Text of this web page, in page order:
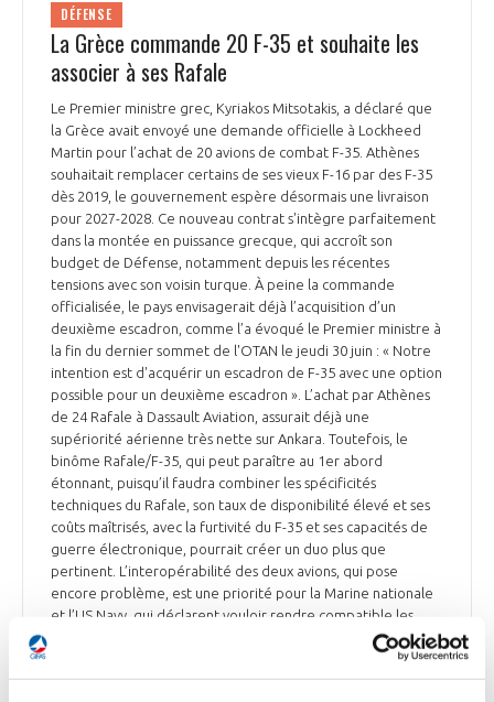
DÉFENSE
La Grèce commande 20 F-35 et souhaite les
associer à ses Rafale
Le Premier ministre grec, Kyriakos Mitsotakis, a déclaré que
la Grèce avait envoyé une demande officielle à Lockheed
Martin pour l’achat de 20 avions de combat F-35. Athènes
souhaitait remplacer certains de ses vieux F-16 par des F-35
dès 2019, le gouvernement espère désormais une livraison
pour 2027-2028. Ce nouveau contrat s'intègre parfaitement
dans la montée en puissance grecque, qui accroît son
budget de Défense, notamment depuis les récentes
tensions avec son voisin turque. À peine la commande
officialisée, le pays envisagerait déjà l’acquisition d’un
deuxième escadron, comme l’a évoqué le Premier ministre à
la fin du dernier sommet de l'OTAN le jeudi 30 juin : « Notre
intention est d'acquérir un escadron de F-35 avec une option
possible pour un deuxième escadron ». L’achat par Athènes
de 24 Rafale à Dassault Aviation, assurait déjà une
supériorité aérienne très nette sur Ankara. Toutefois, le
binôme Rafale/F-35, qui peut paraître au 1er abord
étonnant, puisqu’il faudra combiner les spécificités
techniques du Rafale, son taux de disponibilité élevé et ses
coûts maîtrisés, avec la furtivité du F-35 et ses capacités de
guerre électronique, pourrait créer un duo plus que
pertinent. L’interopérabilité des deux avions, qui pose
encore problème, est une priorité pour la Marine nationale
et l’US Navy, qui déclarent vouloir rendre compatible les
Air & Cosmos du 4 juillet